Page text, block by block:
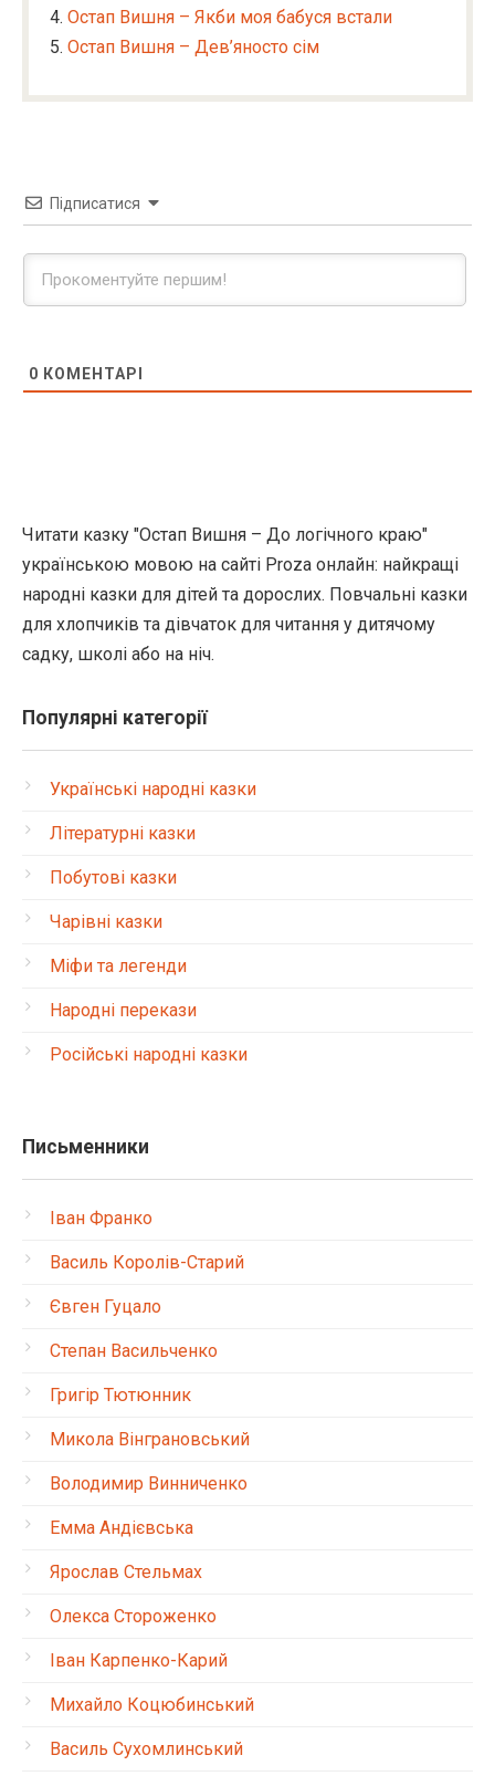
Остап Вишня – Якби моя бабуся встали
Остап Вишня – Дев’яносто сім
Підписатися
0 КОМЕНТАРІ
Читати казку "Остап Вишня – До логічного краю"
українською мовою на сайті Proza онлайн: найкращі
народні казки для дітей та дорослих. Повчальні казки
для хлопчиків та дівчаток для читання у дитячому
садку, школі або на ніч.
Популярні категорії
Українські народні казки
Літературні казки
Побутові казки
Чарівні казки
Міфи та легенди
Народні перекази
Російські народні казки
Письменники
Іван Франко
Василь Королів-Старий
Євген Гуцало
Степан Васильченко
Григір Тютюнник
Микола Вінграновський
Володимир Винниченко
Емма Андієвська
Ярослав Стельмах
Олекса Стороженко
Іван Карпенко-Карий
Михайло Коцюбинський
Василь Сухомлинський